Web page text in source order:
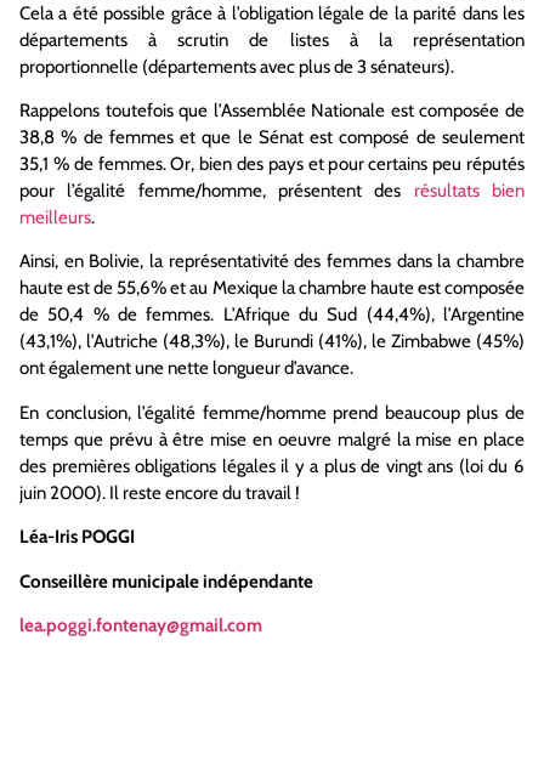
Cela a été possible grâce à l’obligation légale de la parité dans les
départements à scrutin de listes à la représentation
proportionnelle (départements avec plus de 3 sénateurs).
Rappelons toutefois que l’Assemblée Nationale est composée de
38,8 % de femmes et que le Sénat est composé de seulement
35,1 % de femmes. Or, bien des pays et pour certains peu réputés
pour l’égalité femme/homme, présentent des résultats bien
meilleurs.
Ainsi, en Bolivie, la représentativité des femmes dans la chambre
haute est de 55,6% et au Mexique la chambre haute est composée
de 50,4 % de femmes. L’Afrique du Sud (44,4%), l’Argentine
(43,1%), l’Autriche (48,3%), le Burundi (41%), le Zimbabwe (45%)
ont également une nette longueur d’avance.
En conclusion, l’égalité femme/homme prend beaucoup plus de
temps que prévu à être mise en oeuvre malgré la mise en place
des premières obligations légales il y a plus de vingt ans (loi du 6
juin 2000). Il reste encore du travail !
Léa-Iris POGGI
Conseillère municipale indépendante
lea.poggi.fontenay@gmail.com